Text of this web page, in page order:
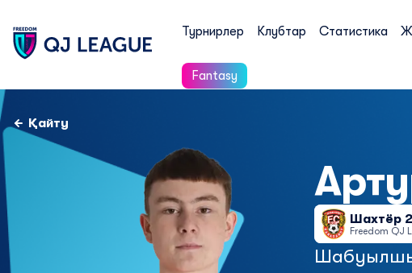
Турнирлер Клубтар Статистика
Fantasy
Қайту
Шахтёр
Freedom QJ